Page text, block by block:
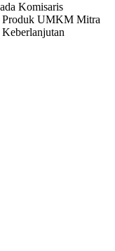
Komisaris
Produk UMKM Mitra